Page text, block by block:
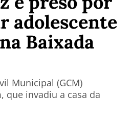
adolescente
Baixada
Municipal (GCM)
que invadiu a casa da